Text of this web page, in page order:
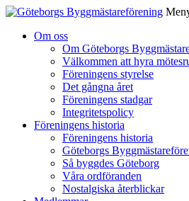
Om oss
Om Göteborgs
Välkommen att hyra
Föreningens styrelse
Det gångna året
Föreningens stadgar
Integritetspolicy
Föreningens historia
Föreningens historia
Göteborgs
Så byggdes Göteborg
Våra ordföranden
Nostalgiska återblickar